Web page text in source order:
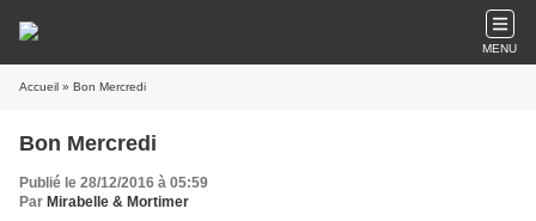
MENU
Accueil » Bon Mercredi
Bon Mercredi
Publié le 28/12/2016 à 05:59
Par Mirabelle & Mortimer